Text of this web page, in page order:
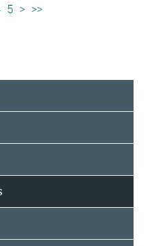
5 > >>